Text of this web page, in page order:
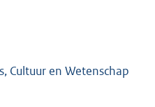
Cultuur en Wetenschap